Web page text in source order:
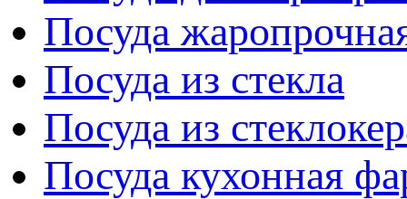
Посуда
Посуда из стекла
Посуда из
Посуда кухонная